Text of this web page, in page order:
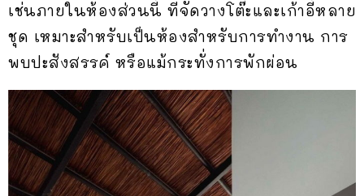
เช่นภายในห้องส่วนนี้ ที่จัดวางโต๊ะและเก้าอี้หลาย
ชุด เหมาะสำหรับเป็นห้องสำหรับการทำงาน การ
พบปะสังสรรค์ หรือแม้กระทั่งการพักผ่อน